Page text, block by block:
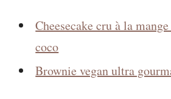
Cheesecake cru à la
coco
Brownie vegan ultra